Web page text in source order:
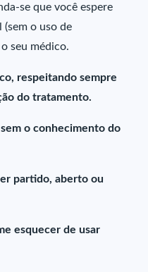
se que você espere
o uso de
seu médico.
respeitando sempre
do tratamento.
o conhecimento do
partido, aberto ou
esquecer de usar